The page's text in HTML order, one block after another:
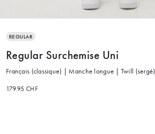
REGULAR
Regular Surchemise Uni
Français (classique) | Manche longue | Twill (sergé)
179.95 CHF